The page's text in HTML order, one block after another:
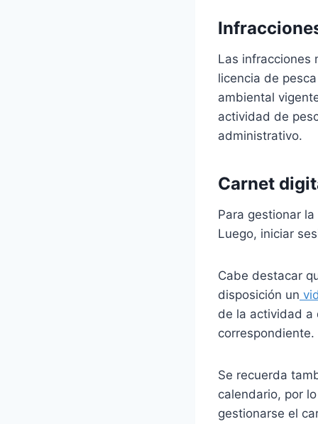
Las infracciones
licencia de
ambiental
actividad de
administrativo.
Carnet
Para gestionar
Luego, iniciar
Cabe destacar
disposición un
de la actividad a
correspondiente.
Se recuerda
calendario, por
gestionarse el